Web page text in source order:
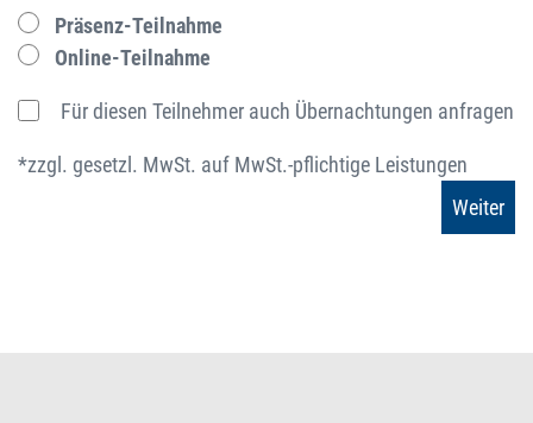
Präsenz-Teilnahme
Online-Teilnahme
Für diesen Teilnehmer auch Übernachtungen anfragen
*zzgl. gesetzl. MwSt. auf MwSt.-pflichtige Leistungen